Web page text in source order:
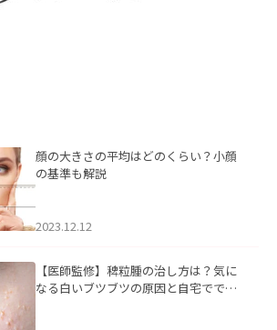
顔の大きさの平均はどのくらい？小顔
の基準も解説
2023.12.12
【医師監修】稗粒腫の治し方は？気に
なる白いブツブツの原因と自宅ででき